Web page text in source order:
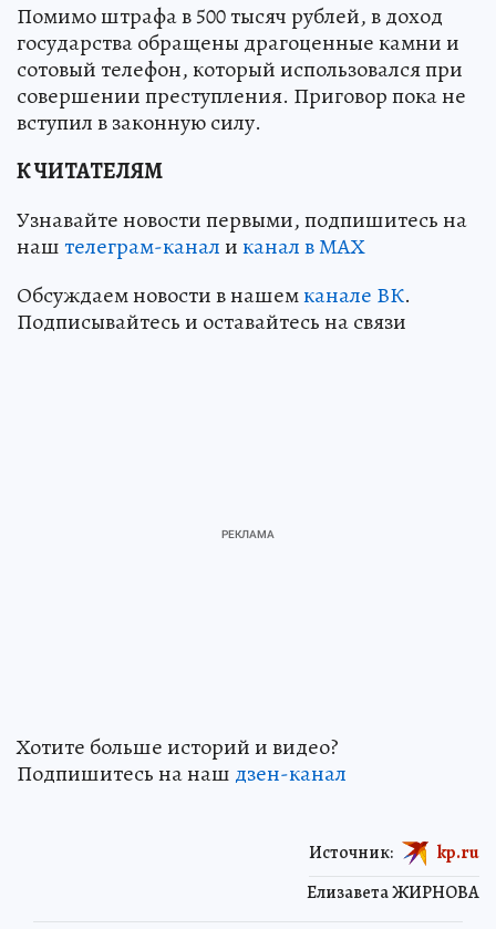
Помимо штрафа в 500 тысяч рублей, в доход
государства обращены драгоценные камни и
сотовый телефон, который использовался при
совершении преступления. Приговор пока не
вступил в законную силу.
К ЧИТАТЕЛЯМ
Узнавайте новости первыми, подпишитесь на
наштелеграм-каналиканал в МАХ
Обсуждаем новости в нашемканале ВК.
Подписывайтесь и оставайтесь на связи
Хотите больше историй и видео?
Подпишитесь на наш дзен-канал
Елизавета ЖИРНОВА
Источник: kp.ru